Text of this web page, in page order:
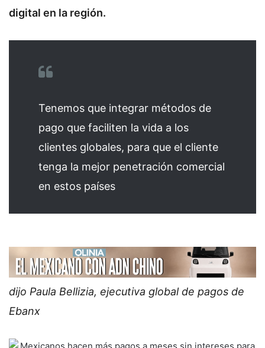
digital en la región.
Tenemos que integrar métodos de
pago que faciliten la vida a los
clientes globales, para que el cliente
tenga la mejor penetración comercial
en estos países
dijo Paula Bellizia, ejecutiva global de pagos de
Ebanx